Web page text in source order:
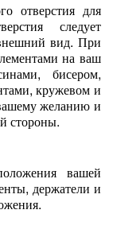
отверстия для
следует
вид. При
на ваш
бисером,
кружевом и
желанию и
стороны.
вашей
держатели и